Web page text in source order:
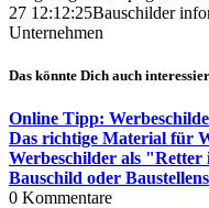
27 12:12:25Bauschilder
Unternehmen
Das könnte Dich auch
Online Tipp:
Das richtige Material für
Werbeschilder als "Retter
Bauschild oder
0 Kommentare